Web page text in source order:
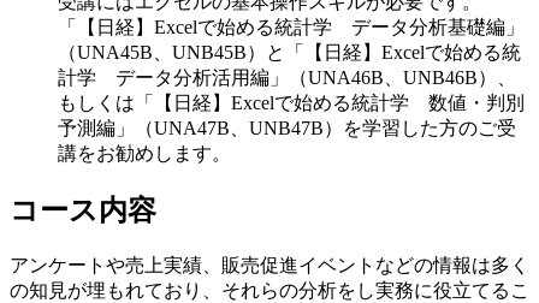
「【日経】Excelで始める統計学 データ分析基礎編」
（UNA45B、UNB45B）と「【日経】Excelで始める統
計学 データ分析活用編」（UNA46B、UNB46B）、
もしくは「【日経】Excelで始める統計学 数値・判別
予測編」（UNA47B、UNB47B）を学習した方のご受
講をお勧めします。
コース内容
アンケートや売上実績、販売促進イベントなどの情報は多く
の知見が埋もれており、それらの分析をし実務に役立てるこ